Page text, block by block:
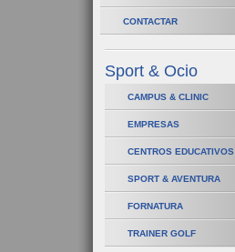
CONTACTAR
Sport & Ocio
CAMPUS & CLINIC
EMPRESAS
CENTROS EDUCATIVOS
SPORT & AVENTURA
FORNATURA
TRAINER GOLF